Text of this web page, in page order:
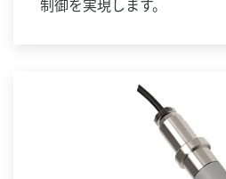
制御を実現します。